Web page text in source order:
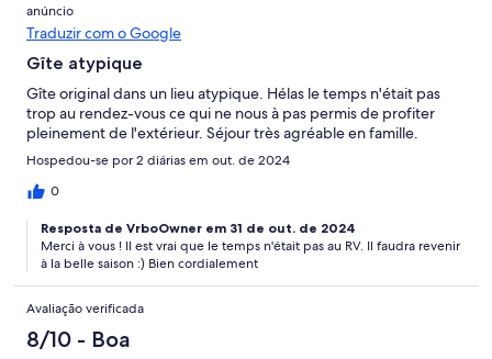
anúncio
Traduzir com o Google
Gîte atypique
Gîte original dans un lieu atypique. Hélas le temps n'était pas
trop au rendez-vous ce qui ne nous à pas permis de profiter
pleinement de l'extérieur. Séjour très agréable en famille.
Hospedou-se por 2 diárias em out. de 2024
0
Resposta de VrboOwner em 31 de out. de 2024
Merci à vous ! Il est vrai que le temps n'était pas au RV. Il faudra revenir
à la belle saison :) Bien cordialement
Avaliação verificada
8/10 - Boa